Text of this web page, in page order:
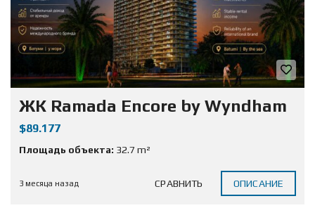
ЖК Ramada Encore by Wyndham
$89.177
Площадь объекта: 32.7 m²
3 месяца назад СРАВНИТЬ ОПИСАНИЕ